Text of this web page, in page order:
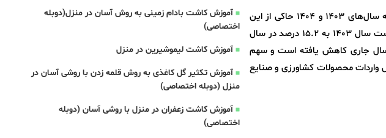
بررسی سهم صنایع غذایی از کل صادرات محصولات کشاورزی و صنایع غذایی در دو دوره مشابه سال‌های 1403 و 1404 حاکی از این
است که این سهم کاهش 12.1 درصدی را به ثبت رسانده است و از 17.3 درصد در سه ماه نخست سال 1403 به 15.2 درصد در سال
سال جاری کاهش یافته است و سهم
محصولات کشاورزی و صنایع
آموزش کاشت بادام زمینی به روش آسان در منزل(دوبله
اختصاصی)
آموزش کاشت لیموشیرین در منزل
آموزش تکثیر گل کاغذی به روش قلمه زدن با روشی آسان در
منزل (دوبله اختصاصی)
آموزش کاشت زعفران در منزل با روشی آسان (دوبله
اختصاصی)